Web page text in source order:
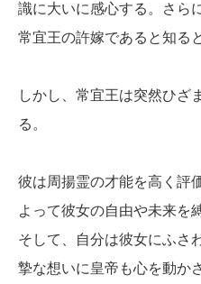
識に大いに感心する。さら
常宜王の許嫁であると知る
しかし、常宜王は突然ひざ
る。
彼は周揚霊の才能を高く評
よって彼女の自由や未来を
そして、自分は彼女にふさ
摯な想いに皇帝も心を動か